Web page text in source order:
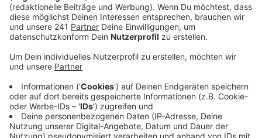
Geschäft. Die Bonner Polizei wird den Fall ausserdem
kommende Woche in der Sendung "Aktenzeichen XY"
vorstellen.
Anzeige
Täterbeschreibung 1:
männlich